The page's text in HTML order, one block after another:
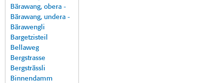
Bärawang, obera -
Bärawang, undera -
Bärawengli
Bargetzisteil
Bellaweg
Bergstrasse
Bergsträssli
Binnendamm